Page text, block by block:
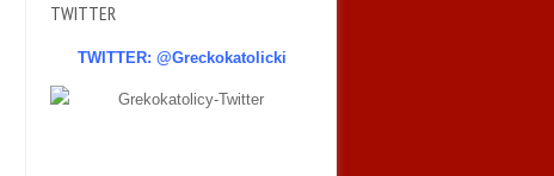
TWITTER
TWITTER: @Greckokatolicki